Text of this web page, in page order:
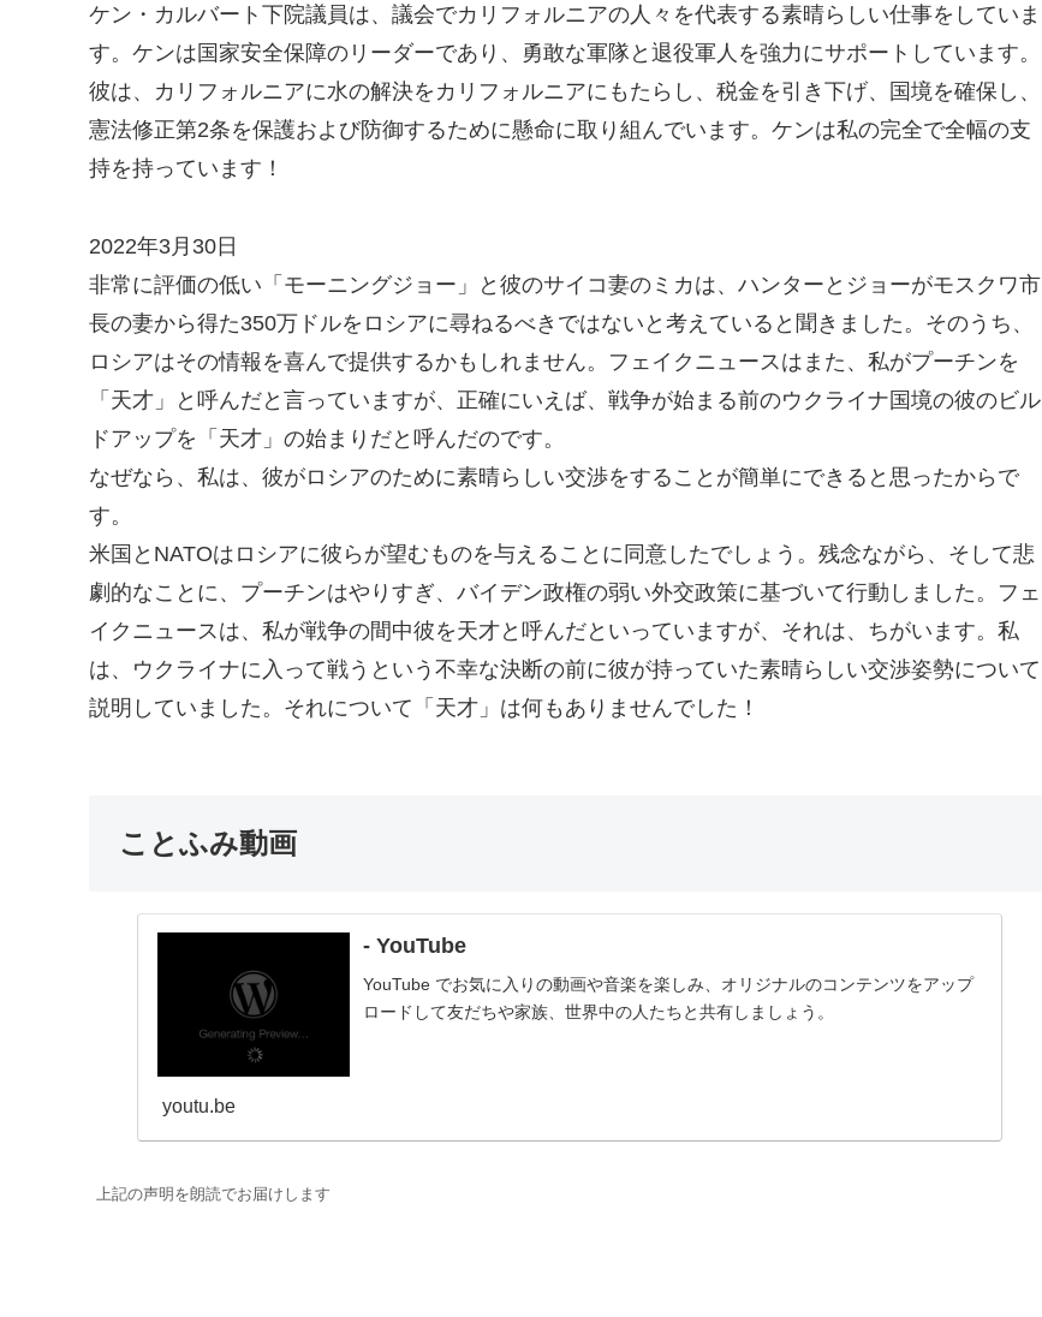
ケン・カルバート下院議員は、議会でカリフォルニアの人々を代表する素晴らしい仕事をしていま
す。ケンは国家安全保障のリーダーであり、勇敢な軍隊と退役軍人を強力にサポートしています。
彼は、カリフォルニアに水の解決をカリフォルニアにもたらし、税金を引き下げ、国境を確保し、
憲法修正第2条を保護および防御するために懸命に取り組んでいます。ケンは私の完全で全幅の支
持を持っています！
2022年3月30日
非常に評価の低い「モーニングジョー」と彼のサイコ妻のミカは、ハンターとジョーがモスクワ市
長の妻から得た350万ドルをロシアに尋ねるべきではないと考えていると聞きました。そのうち、
ロシアはその情報を喜んで提供するかもしれません。フェイクニュースはまた、私がプーチンを
「天才」と呼んだと言っていますが、正確にいえば、戦争が始まる前のウクライナ国境の彼のビル
ドアップを「天才」の始まりだと呼んだのです。
なぜなら、私は、彼がロシアのために素晴らしい交渉をすることが簡単にできると思ったからで
す。
米国とNATOはロシアに彼らが望むものを与えることに同意したでしょう。残念ながら、そして悲
劇的なことに、プーチンはやりすぎ、バイデン政権の弱い外交政策に基づいて行動しました。フェ
イクニュースは、私が戦争の間中彼を天才と呼んだといっていますが、それは、ちがいます。私
は、ウクライナに入って戦うという不幸な決断の前に彼が持っていた素晴らしい交渉姿勢について
説明していました。それについて「天才」は何もありませんでした！
ことふみ動画
- YouTube
YouTube でお気に入りの動画や音楽を楽しみ、オリジナルのコンテンツをアップ
ロードして友だちや家族、世界中の人たちと共有しましょう。
youtu.be
上記の声明を朗読でお届けします